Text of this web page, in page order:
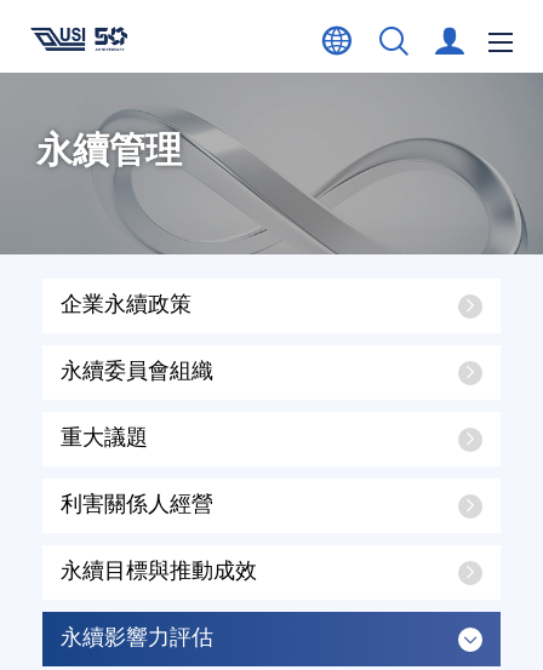
永續管理
企業永續政策
永續委員會組織
重大議題
利害關係人經營
永續目標與推動成效
永續影響力評估